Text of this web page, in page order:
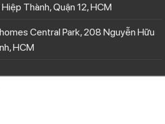
Thành, Quận 12, HCM
Central Park, 208 Nguyễn Hữu
HCM